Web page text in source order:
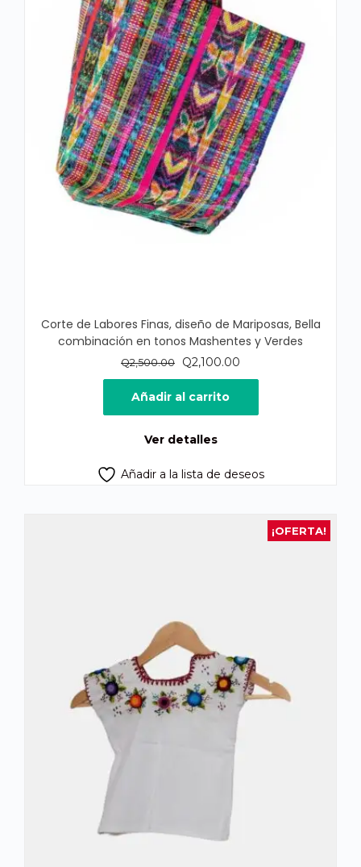
Corte de Labores Finas, diseño de Mariposas, Bella
combinación en tonos Mashentes y Verdes
Q2,500.00
El
precio
original
era:
Q2,100.00
precio
es:
Añadir al carrito
Ver detalles
Añadir a la lista de deseos
¡OFERTA!